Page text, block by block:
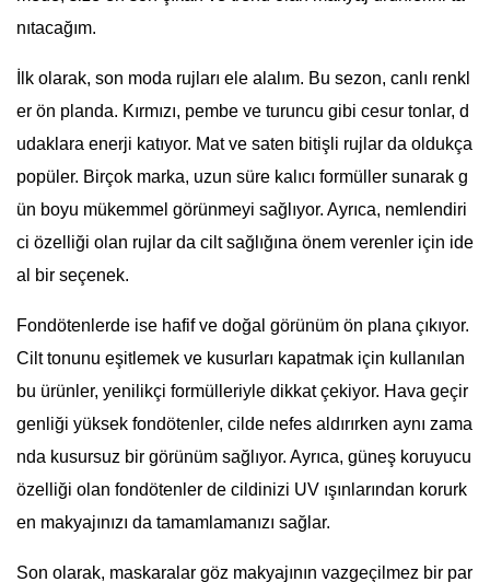
nıtacağım.
İlk olarak, son moda rujları ele alalım. Bu sezon, canlı renkl
er ön planda. Kırmızı, pembe ve turuncu gibi cesur tonlar, d
udaklara enerji katıyor. Mat ve saten bitişli rujlar da oldukça
popüler. Birçok marka, uzun süre kalıcı formüller sunarak g
ün boyu mükemmel görünmeyi sağlıyor. Ayrıca, nemlendiri
ci özelliği olan rujlar da cilt sağlığına önem verenler için ide
al bir seçenek.
Fondötenlerde ise hafif ve doğal görünüm ön plana çıkıyor.
Cilt tonunu eşitlemek ve kusurları kapatmak için kullanılan
bu ürünler, yenilikçi formülleriyle dikkat çekiyor. Hava geçir
genliği yüksek fondötenler, cilde nefes aldırırken aynı zama
nda kusursuz bir görünüm sağlıyor. Ayrıca, güneş koruyucu
özelliği olan fondötenler de cildinizi UV ışınlarından korurk
en makyajınızı da tamamlamanızı sağlar.
Son olarak, maskaralar göz makyajının vazgeçilmez bir par